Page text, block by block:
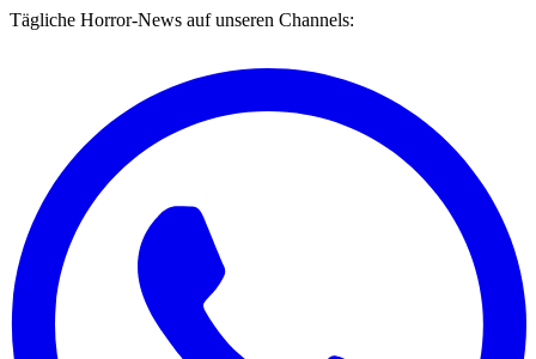
Tägliche Horror-News auf unseren Channels: